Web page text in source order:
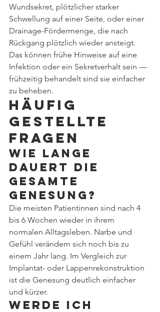
Wundsekret, plötzlicher starker
Schwellung auf einer Seite, oder einer
Drainage-Fördermenge, die nach
Rückgang plötzlich wieder ansteigt.
Das können frühe Hinweise auf eine
Infektion oder ein Sekretverhalt sein —
frühzeitig behandelt sind sie einfacher
zu beheben.
Häufig
gestellte
Fragen
Wie lange
dauert die
gesamte
Genesung?
Die meisten Patientinnen sind nach 4
bis 6 Wochen wieder in ihrem
normalen Alltagsleben. Narbe und
Gefühl verändern sich noch bis zu
einem Jahr lang. Im Vergleich zur
Implantat- oder Lappenrekonstruktion
ist die Genesung deutlich einfacher
und kürzer.
Werde ich